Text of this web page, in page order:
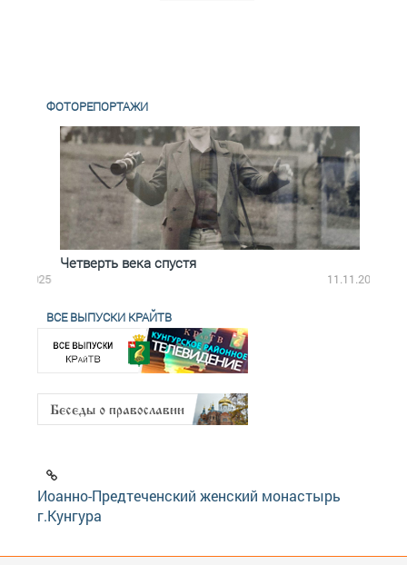
ФОТОРЕПОРТАЖИ
Четверть века спустя
11.11.2025
ВСЕ ВЫПУСКИ КРАЙТВ
Иоанно-Предтеченский женский монастырь
г.Кунгура